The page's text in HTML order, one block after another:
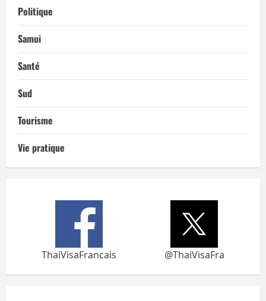
Politique
Samui
Santé
Sud
Tourisme
Vie pratique
ThaiVisaFrancais @ThaiVisaFra